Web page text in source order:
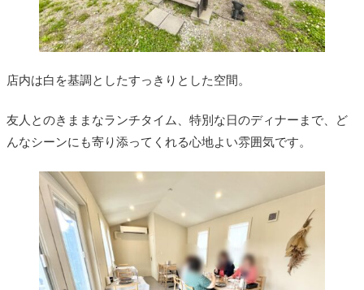
店内は白を基調としたすっきりとした空間。
友人とのきままなランチタイム、特別な日のディナーまで、ど
んなシーンにも寄り添ってくれる心地よい雰囲気です。